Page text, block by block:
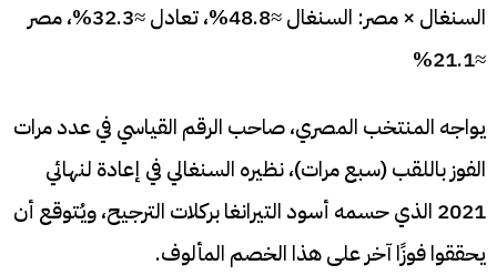
السنغال × مصر: السنغال ≈48.8%، تعادل ≈32.3%، مصر
≈21.1%
يواجه المنتخب المصري، صاحب الرقم القياسي في عدد مرات
الفوز باللقب (سبع مرات)، نظيره السنغالي في إعادة لنهائي
2021 الذي حسمه أسود التيرانغا بركلات الترجيح، ويُتوقع أن
يحققوا فوزًا آخر على هذا الخصم المألوف.